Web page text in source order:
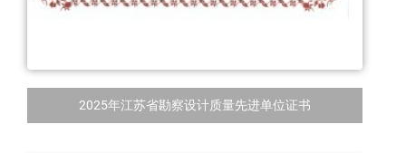
2025年江苏省勘察设计质量先进单位证书